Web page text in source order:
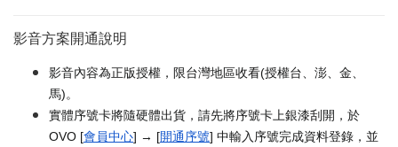
影音方案開通說明
影音內容為正版授權，限台灣地區收看(授權台、澎、金、
馬)。
實體序號卡將隨硬體出貨，請先將序號卡上銀漆刮開，於
OVO [會員中心] → [開通序號] 中輸入序號完成資料登錄，並